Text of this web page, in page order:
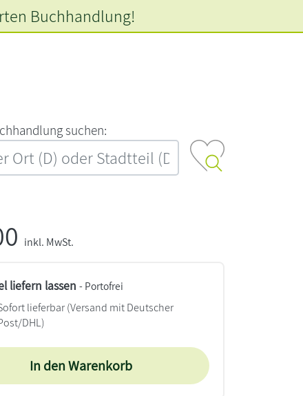
‍s‍u‍c‍h‍e‍n‍:‍
Buchhandlung!
inkl. MwSt.
liefern lassen - Portofrei
lieferbar(Versand mit Deutscher
DHL)
In den Warenkorb